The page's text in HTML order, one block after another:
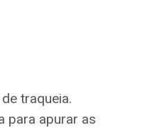
traqueia.
para apurar as